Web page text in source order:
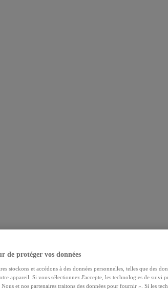
de protéger vos données
stockons et accédons à des données personnelles, telles que des
appareil. Si vous sélectionnez J'accepte, les technologies de suivi
et nos partenaires traitons des données pour fournir ». Si les